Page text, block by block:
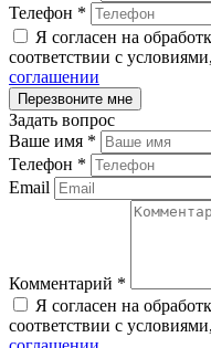
Телефон *
Я согласен на
соответствии с
соглашении
Задать вопрос
Ваше имя *
Телефон *
Email
Комментарий *
Я согласен на
соответствии с